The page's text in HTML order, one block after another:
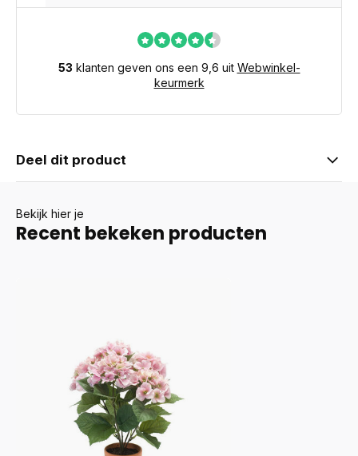
53 klanten geven ons een 9,6 uit Webwinkel-
keurmerk
Deel dit product
Bekijk hier je
Recent bekeken producten